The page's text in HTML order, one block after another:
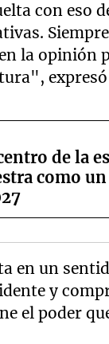
con eso
la opinión
de la
como
en un
y
el poder